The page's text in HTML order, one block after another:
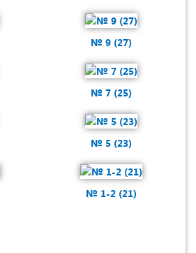
№ 9 (27)
№ 7 (25)
№ 5 (23)
№ 1-2 (21)